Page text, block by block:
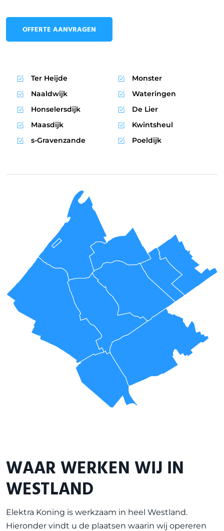
Ter Heijde
Naaldwijk
Honselersdijk
Maasdijk
s-Gravenzande
Monster
Wateringen
De Lier
Kwintsheul
Poeldijk
OFFERTE AANVRAGEN
WAAR WERKEN WIJ IN
WESTLAND
Elektra Koning is werkzaam in heel Westland.
Hieronder vindt u de plaatsen waarin wij opereren